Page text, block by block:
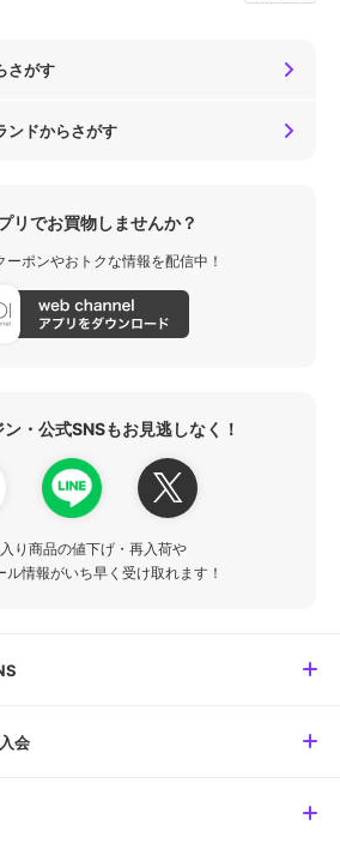
さがす
ンドからさがす
リでお買物しませんか？
ーポンやおトクな情報を配信中！
・公式SNSもお見逃しなく！
り商品の値下げ・再入荷や
ル情報がいち早く受け取れます！
会